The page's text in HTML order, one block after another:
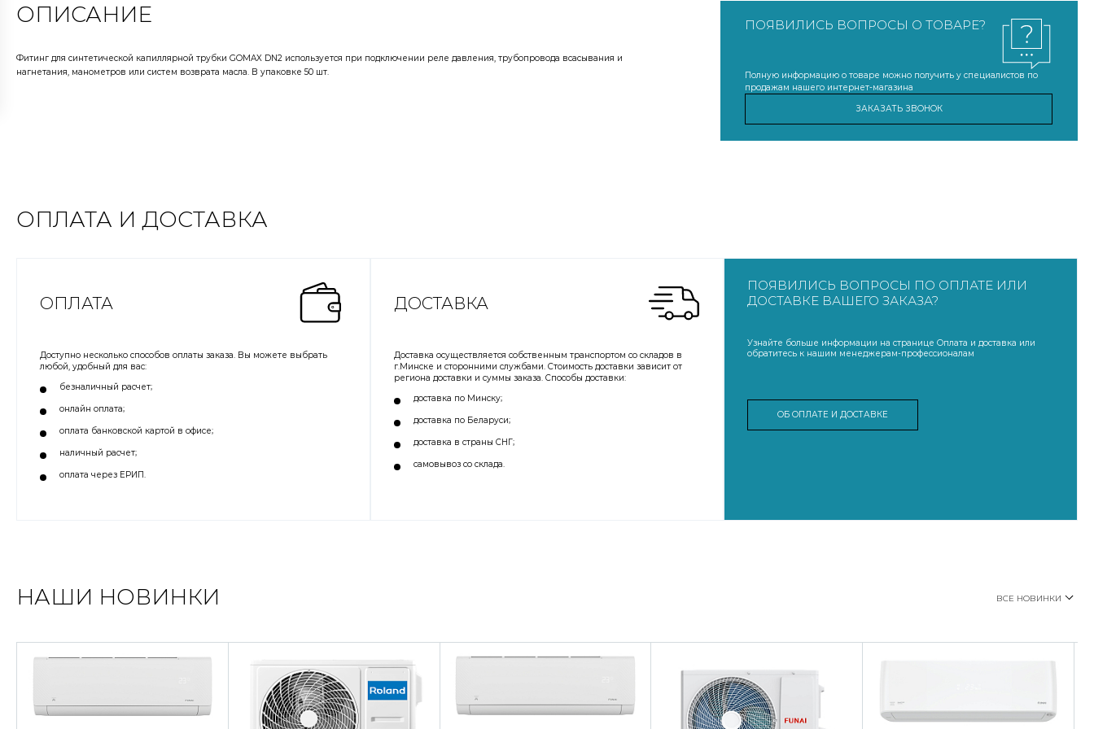
ОПИСАНИЕ
Фитинг для синтетической капиллярной трубки GOMAX DN2 используется при подключении реле давления, трубопровода всасывания и
нагнетания, манометров или систем возврата масла. В упаковке 50 шт.
ПОЯВИЛИСЬ ВОПРОСЫ О ТОВАРЕ?
Полную информацию о товаре можно получить у специалистов по
продажам нашего интернет-магазина
ЗАКАЗАТЬ ЗВОНОК
ОПЛАТА И ДОСТАВКА
ОПЛАТА
Доступно несколько способов оплаты заказа. Вы можете выбрать
любой, удобный для вас:
безналичный расчет;
онлайн оплата;
оплата банковской картой в офисе;
наличный расчет;
оплата через ЕРИП.
ДОСТАВКА
Доставка осуществляется собственным транспортом со складов в
г.Минске и сторонними службами. Стоимость доставки зависит от
региона доставки и суммы заказа. Способы доставки:
доставка по Минску;
доставка по Беларуси;
доставка в страны СНГ;
самовывоз со склада.
ПОЯВИЛИСЬ ВОПРОСЫ ПО ОПЛАТЕ ИЛИ
ДОСТАВКЕ ВАШЕГО ЗАКАЗА?
Узнайте больше информации на странице Оплата и доставка или
обратитесь к нашим менеджерам-профессионалам
ОБ ОПЛАТЕ И ДОСТАВКЕ
НАШИ НОВИНКИ ВСЕ НОВИНКИ